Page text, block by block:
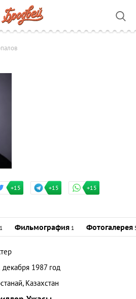
+15 +15 +15
1 Фильмография 1 Фотогалерея
декабря 1987 год
Казахстан